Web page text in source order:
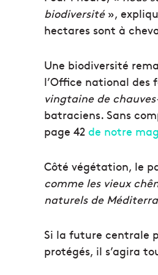
biodiversité»,
hectares sont à
Une biodiversité
l’Office national des
vingtaine de
batraciens. Sans
page 42 de notre
Côté végétation, le
comme les vieux
naturels de
Si la future centrale
protégés, il s’agira